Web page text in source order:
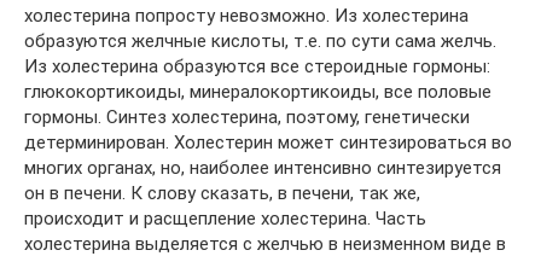
холестерина попросту невозможно. Из холестерина
образуются желчные кислоты, т.е. по сути сама желчь.
Из холестерина образуются все стероидные гормоны:
глюкокортикоиды, минералокортикоиды, все половые
гормоны. Синтез холестерина, поэтому, генетически
детерминирован. Холестерин может синтезироваться во
многих органах, но, наиболее интенсивно синтезируется
он в печени. К слову сказать, в печени, так же,
происходит и расщепление холестерина. Часть
холестерина выделяется с желчью в неизменном виде в